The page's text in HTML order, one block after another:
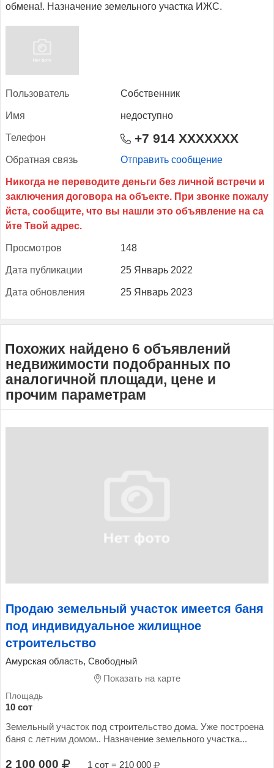
обмена!. Назначение земельного участка ИЖС.
Поль­зо­ватель Собственник
Имя недоступно
Те­лефон +7 914 XXXXXXX
Об­ратная связь Отправить сообщение
Прос­мотров 148
Да­та пуб­ли­кации 25 Январь 2022
Да­та об­новле­ния 25 Январь 2023
Похожих найдено 6 объявлений
недвижимости подобранных по
аналогичной площади, цене и
прочим параметрам
Продаю земельный участок имеется баня
под индивидуальное жилищное
строительство
Амурская область, Свободный
Показать на карте
10 сот
Земельный участок под строительство дома. Уже построена
баня с летним домом.. Назначение земельного участка...
2 100 000 1 сот = 210 000